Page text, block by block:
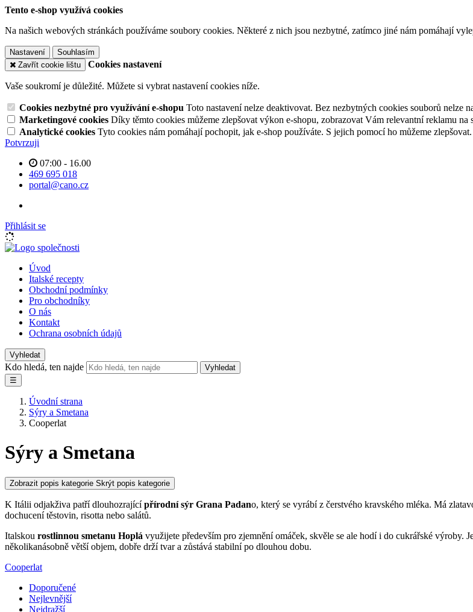
Tento e-shop využívá cookies
Na našich webových stránkách používáme soubory cookies. Některé z nich jsou nezbytné, zatímco jiné nám pomáhají
Nastavení
Souhlasím
Zavřít cookie lištu
Cookies nastavení
Vaše soukromí je důležité. Můžete si vybrat nastavení cookies níže.
Cookies nezbytné pro využívání e-shopu Toto nastavení nelze deaktivovat. Bez nezbytných cookies souborů nelze
Marketingové cookies Díky těmto cookies můžeme zlepšovat výkon e-shopu, zobrazovat Vám relevantní reklamu
Analytické cookies Tyto cookies nám pomáhají pochopit, jak e-shop používáte. S jejich pomocí ho můžeme zlepšovat.
Potvrzuji
07:00 - 16.00
469 695 018
portal@cano.cz
Přihlásit se
Úvod
Italské recepty
Obchodní podmínky
Pro obchodníky
O nás
Kontakt
Ochrana osobních údajů
Vyhledat
Kdo hledá, ten najde
Vyhledat
☰
Úvodní strana
Sýry a Smetana
Cooperlat
Sýry a Smetana
Zobrazit popis kategorie Skrýt popis kategorie
K Itálii odjakživa patří dlouhozrajícípřírodní sýr Grana Padano, který se vyrábí z čerstvého kravského mléka. Má
dochucení těstovin, risotta nebo salátů.
Italskou rostlinnou smetanu Hoplá využijete především pro zjemnění omáček, skvěle se ale hodí i do cukrářské
několikanásobně větší objem, dobře drží tvar a zůstává stabilní po dlouhou dobu.
Cooperlat
Doporučené
Nejlevnější
Nejdražší